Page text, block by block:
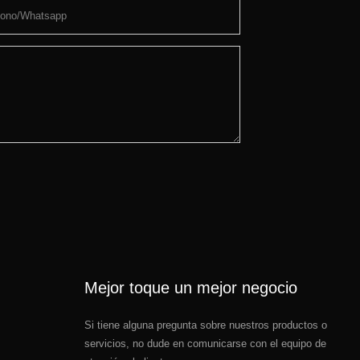
whatsapp
Mejor toque un mejor negocio
Si tiene alguna pregunta sobre nuestros productos o
servicios, no dude en comunicarse con el equipo de